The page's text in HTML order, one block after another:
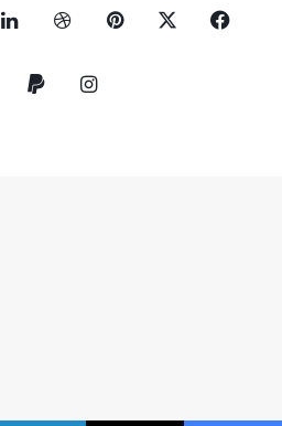
فیسبوک ایکس پینتریستدریبببل
اینستاگرام